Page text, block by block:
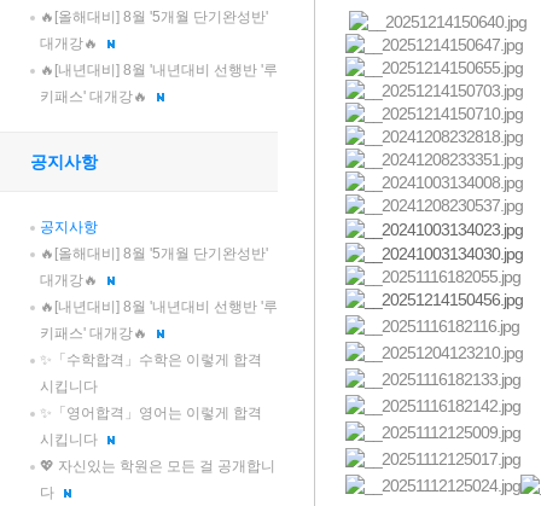
🔥[올해대비] 8월 '5개월 단기완성반'
대개강🔥
🔥[내년대비] 8월 '내년대비 선행반 '루
키패스' 대개강🔥
공지사항
공지사항
🔥[올해대비] 8월 '5개월 단기완성반'
대개강🔥
🔥[내년대비] 8월 '내년대비 선행반 '루
키패스' 대개강🔥
✨「수학합격」수학은 이렇게 합격
시킵니다
✨「영어합격」영어는 이렇게 합격
시킵니다
💖 자신있는 학원은 모든 걸 공개합니
다